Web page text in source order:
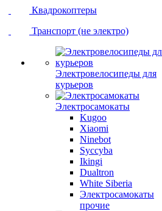
Квадрокоптеры
Транспорт (не электро)
Электровелосипеды для
курьеров
Электросамокаты
Kugoo
Xiaomi
Ninebot
Syccyba
Ikingi
Dualtron
White Siberia
Электросамокаты
прочие